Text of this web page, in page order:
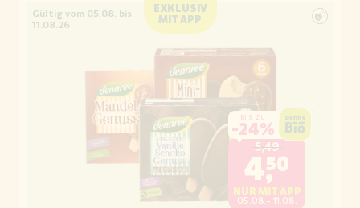
EXKLUSIV
MIT APP
Gültig vom 05.08. bis
11.08.26
BIS ZU
-24%
5,49
4,50
NUR MIT APP
05.08.- 11.08.